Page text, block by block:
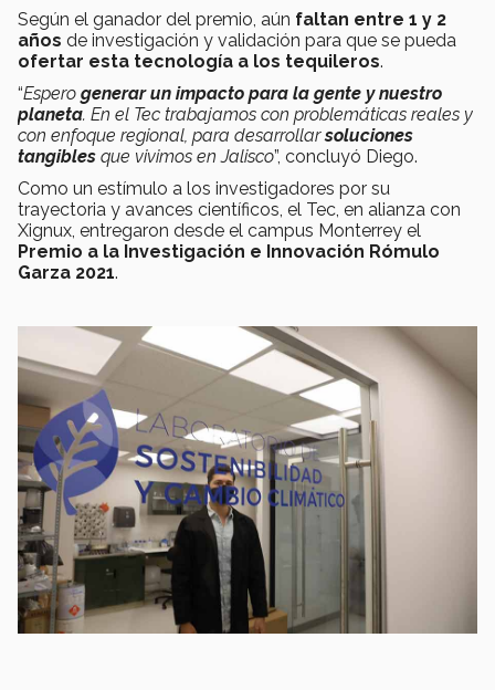
Según el ganador del premio, aún faltan entre 1 y 2
años de investigación y validación para que se pueda
ofertar esta tecnología a los tequileros.
“Espero generar un impacto para la gente y nuestro
planeta. En el Tec trabajamos con problemáticas reales y
con enfoque regional, para desarrollarsoluciones
tangibles que vivimos en Jalisco”, concluyó Diego.
Como un estímulo a los investigadores por su
trayectoria y avances científicos, el Tec, en alianza con
Xignux, entregaron desde el campus Monterrey el
Premio a la Investigación e Innovación Rómulo
Garza 2021.